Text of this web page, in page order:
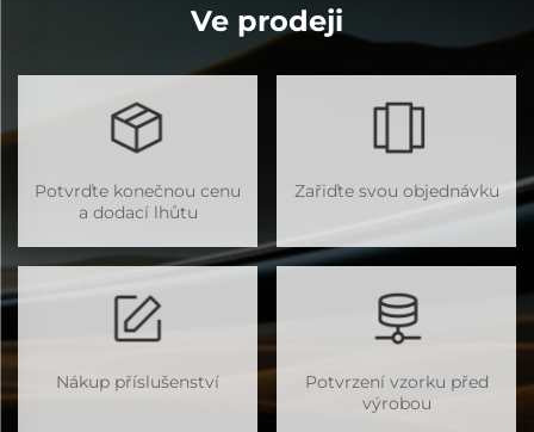
Ve prodeji
Potvrďte konečnou cenu
a dodací lhůtu
Zařiďte svou objednávku
Nákup příslušenství
Potvrzení vzorku před
výrobou